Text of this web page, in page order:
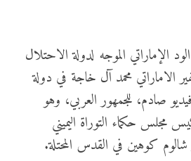
الإماراتي الموجه لدولة الاحتلال
الاماراتي محمد آل خاجة في دولة
صادم، للجمهور العربي، وهو
حكماء التوراة اليميني
كوهين في القدس المحتلة.